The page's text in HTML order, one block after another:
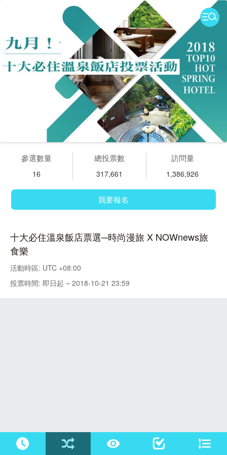
參選數量
16
總投票數
317,661
訪問量
1,386,926
我要報名
十大必住溫泉飯店票選─時尚漫旅 X NOWnews旅
食樂
活動時區: UTC +08:00
投票時間: 即日起 ~ 2018-10-21 23:59